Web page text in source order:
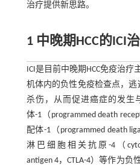
治疗提供新思路。
1 中晚期HCC的ICI
ICI是目前中晚期HCC免疫治
机体内的负性免疫检查点，
杀伤，从而促进癌症的发生
体-1（programmed death
配体-1（programmed death
淋巴细胞相关抗原-4（
antigen 4，CTLA-4）等作为